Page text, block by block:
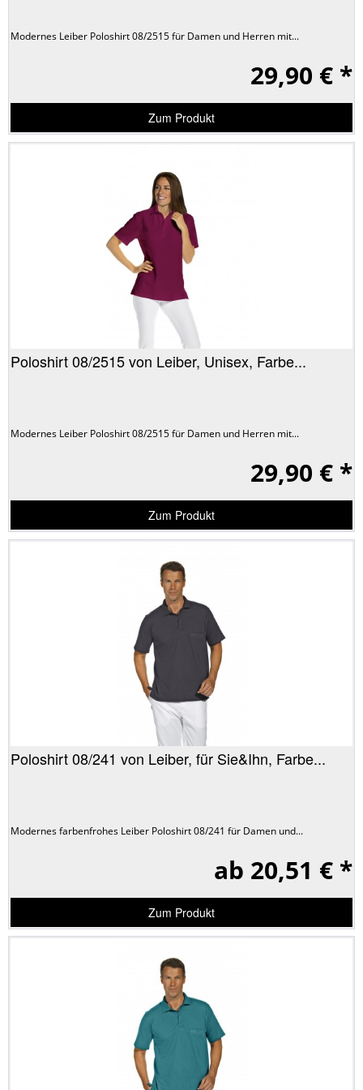
Modernes Leiber Poloshirt 08/2515 für Damen und Herren mit...
29,90 € *
Zum Produkt
Poloshirt 08/2515 von Leiber, Unisex, Farbe...
Modernes Leiber Poloshirt 08/2515 für Damen und Herren mit...
29,90 € *
Zum Produkt
Poloshirt 08/241 von Leiber, für Sie&Ihn, Farbe...
Modernes farbenfrohes Leiber Poloshirt 08/241 für Damen und...
ab 20,51 € *
Zum Produkt